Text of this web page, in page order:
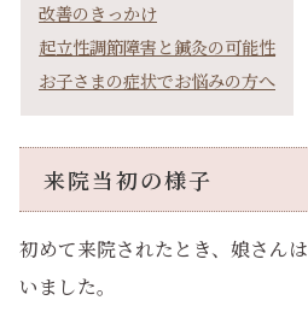
改善のきっかけ
起立性調節障害と鍼灸の可能性
お子さまの症状でお悩みの方へ
来院当初の様子
初めて来院されたとき、娘さん
いました。